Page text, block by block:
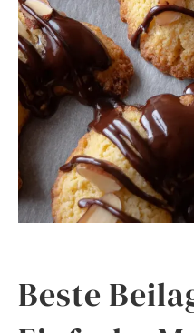
Beste